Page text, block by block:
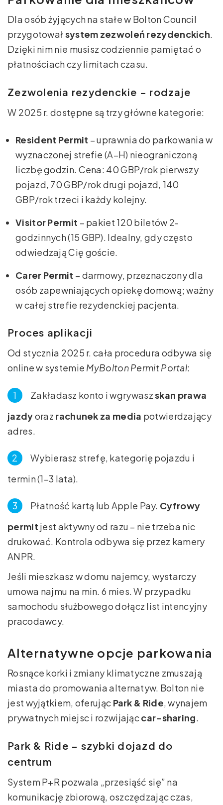
Dla osób żyjących na stałe w Bolton Council
przygotowałsystem zezwoleń rezydenckich
Dzięki nim nie musisz codziennie pamiętać o
płatnościach czy limitach czasu.
Zezwolenia rezydenckie – rodzaje
W 2025 r. dostępne są trzy główne kategorie:
Resident Permit – uprawnia do parkowania w
wyznaczonej strefie (A–H) nieograniczoną
liczbę godzin. Cena: 40 GBP/rok pierwszy
pojazd, 70 GBP/rok drugi pojazd, 140
GBP/rok trzeci i każdy kolejny.
Visitor Permit – pakiet 120 biletów 2-
godzinnych (15 GBP). Idealny, gdy często
odwiedzają Cię goście.
Carer Permit – darmowy, przeznaczony dla
osób zapewniających opiekę domową; ważny
w całej strefie rezydenckiej pacjenta.
Proces aplikacji
Od stycznia 2025 r. cała procedura odbywa się
online w systemie MyBolton Permit Portal:
Zakładasz konto i wgrywaszskan prawa
jazdyoraz rachunek za media potwierdzający
adres.
Wybierasz strefę, kategorię pojazdu i
termin (1–3 lata).
Płatność kartą lub Apple Pay. Cyfrowy
permit jest aktywny od razu – nie trzeba nic
drukować. Kontrola odbywa się przez kamery
ANPR.
Jeśli mieszkasz w domu najemcy, wystarczy
umowa najmu na min. 6 mies. W przypadku
samochodu służbowego dołącz list intencyjny
pracodawcy.
Alternatywne opcje parkowania
Rosnące korki i zmiany klimatyczne zmuszają
miasta do promowania alternatyw. Bolton nie
jest wyjątkiem, oferując Park & Ride , wynajem
prywatnych miejsc i rozwijająccar-sharing
Park & Ride – szybki dojazd do
centrum
System P+R pozwala „przesiąść się” na
komunikację zbiorową, oszczędzając czas,